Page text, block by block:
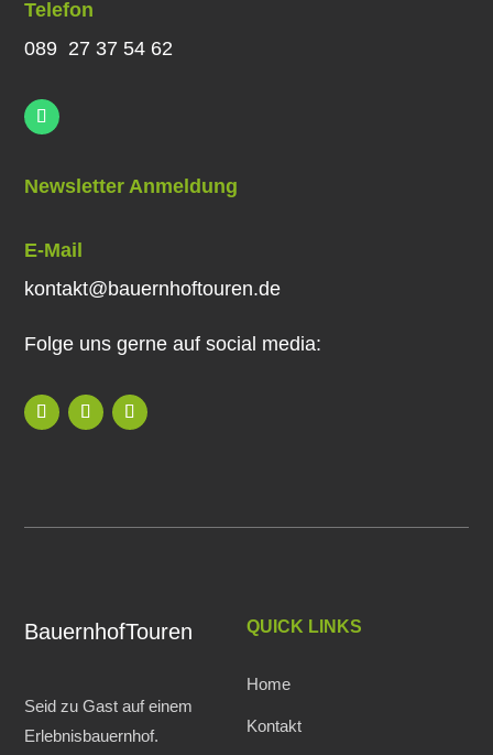
Telefon
089 27 37 54 62
Newsletter Anmeldung
E-Mail
kontakt@bauernhoftouren.de
Folge uns gerne auf social media:
BauernhofTouren
Seid zu Gast auf einem
Erlebnisbauernhof.
QUICK LINKS
Home
Kontakt